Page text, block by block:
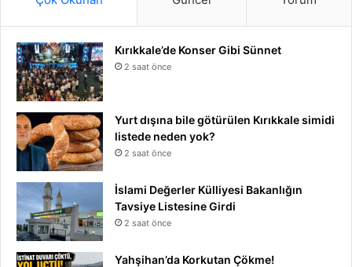
Kırıkkale’de Konser Gibi Sünnet
2 saat önce
Yurt dışına bile götürülen Kırıkkale simidi
listede neden yok?
2 saat önce
İslami Değerler Külliyesi Bakanlığın
Tavsiye Listesine Girdi
2 saat önce
Yahşihan’da Korkutan Çökme!